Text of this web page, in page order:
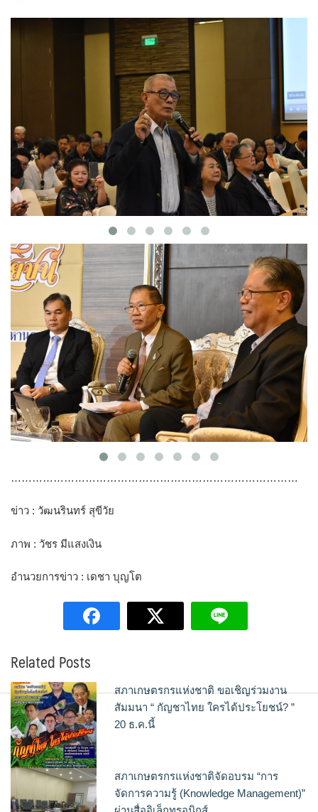
………………………………………………………………………
ข่าว : วัฒนรินทร์ สุขีวัย
ภาพ : วัชร มีแสงเงิน
อำนวยการข่าว : เดชา บุญโต
Related Posts
สภาเกษตรกรแห่งชาติ ขอเชิญร่วมงาน
สัมมนา “ กัญชาไทย ใครได้ประโยชน์? ”
20 ธ.ค.นี้
สภาเกษตรกรแห่งชาติจัดอบรม “การ
จัดการความรู้ (Knowledge Management)”